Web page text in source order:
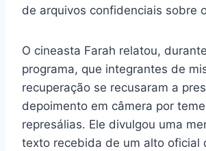
de arquivos confidenciais sobre
O cineasta Farah relatou,
programa, que integrantes de
recuperação se recusaram a
depoimento em câmera por
represálias. Ele divulgou uma
texto recebida de um alto oficial